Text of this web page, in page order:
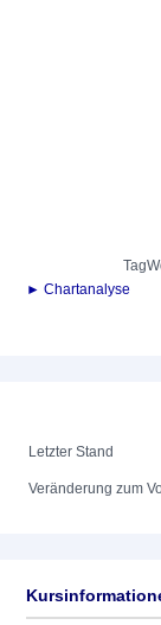
Tag
► Chartanalyse
Letzter Stand
Veränderung zum